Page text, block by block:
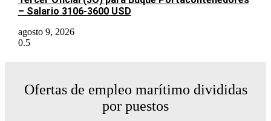
– Salario 3106-3600 USD
agosto 9, 2026
Ofertas de empleo marítimo divididas
por puestos